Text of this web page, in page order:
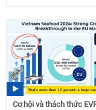
Cơ hội và thách thức